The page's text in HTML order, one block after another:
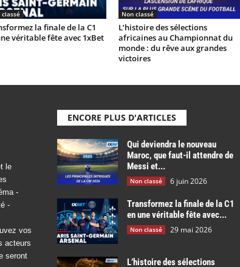
classé
la finale de la C1
véritable fête avec 1xBet
Non classé
L’histoire des sélections
africaines au Championnat du
monde : du rêve aux grandes
victoires
le
-
-
vos
acteurs
seront
ENCORE PLUS D'ARTICLES
Qui deviendra le nouveau
Maroc, que faut-il attendre de
Messi et...
Non classé 6 juin 2026
Transformez la finale de la C1
en une véritable fête avec...
Non classé 29 mai 2026
L’histoire des sélections